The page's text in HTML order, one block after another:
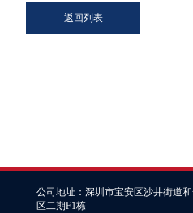
返回列表
公司地址：深圳市宝安区沙井街道
区二期F1栋